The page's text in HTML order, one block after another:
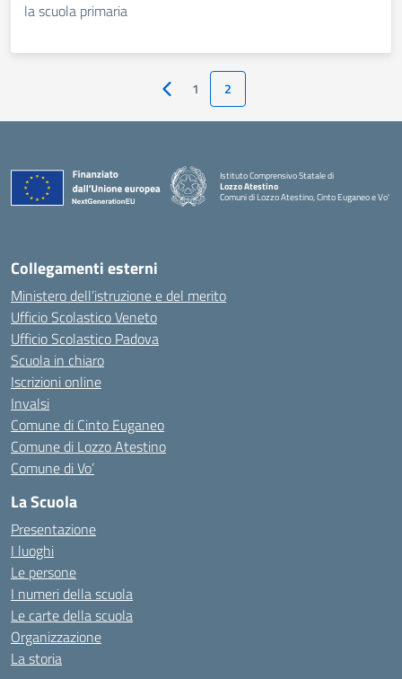
la scuola primaria
Pagina precedente
1 2
Istituto Comprensivo Statale di
Lozzo Atestino
Comuni di Lozzo Atestino, Cinto Euganeo e Vo'
— Visita la pagina iniziale della scuola
Collegamenti esterni
Ministero dell’istruzione e del merito
Ufficio Scolastico Veneto
Ufficio Scolastico Padova
Scuola in chiaro
Iscrizioni online
Invalsi
Comune di Cinto Euganeo
Comune di Lozzo Atestino
Comune di Vo’
La Scuola
Presentazione
I luoghi
Le persone
I numeri della scuola
Le carte della scuola
Organizzazione
La storia